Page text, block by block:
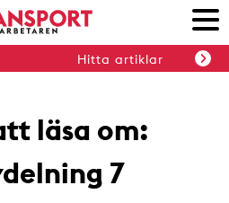
Hitta artiklar
läsa om:
7